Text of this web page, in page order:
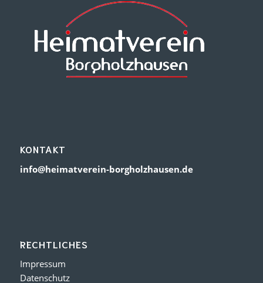
KONTAKT
info@heimatverein-borgholzhausen.de
RECHTLICHES
Impressum
Datenschutz